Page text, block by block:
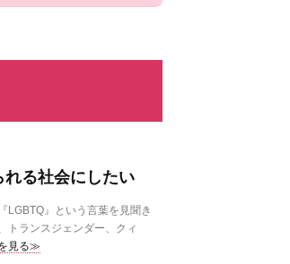
る社会にしたい
』という言葉を見聞き
トランスジェンダー、クィ
見る≫